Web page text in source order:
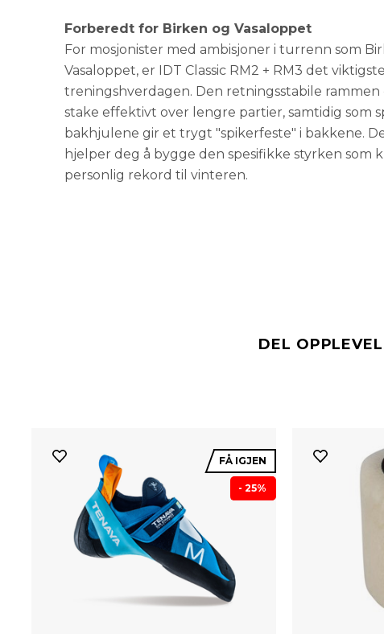
Forberedt for Birken og Vasaloppet
For mosjonister med ambisjoner i turrenn som
Vasaloppet, er IDT Classic RM2 + RM3 det
treningshverdagen. Den retningsstabile
stake effektivt over lengre partier, samtidig som
bakhjulene gir et trygt "spikerfeste" i bakkene.
hjelper deg å bygge den spesifikke styrken som
personlig rekord til vinteren.
DEL
FÅ IGJEN
- 25%